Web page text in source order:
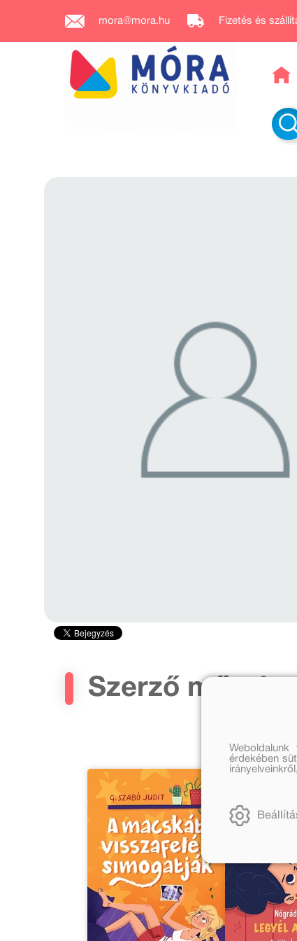
mora@mora.hu Fizetés és
Szerző művei
érdekében